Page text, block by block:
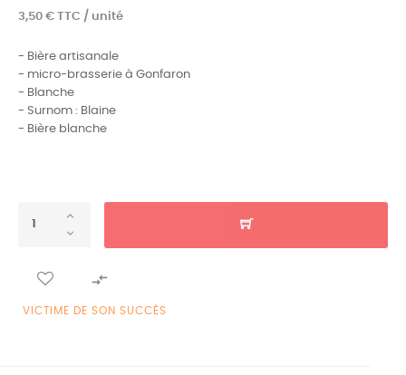
3,50 € TTC / unité
- Bière artisanale
- micro-brasserie à Gonfaron
- Blanche
- Surnom : Blaine
- Bière blanche

VICTIME DE SON SUCCÈS